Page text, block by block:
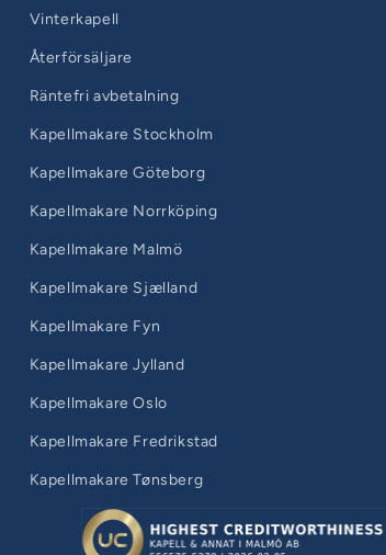
Vinterkapell
Återförsäljare
Räntefri avbetalning
Kapellmakare Stockholm
Kapellmakare Göteborg
Kapellmakare Norrköping
Kapellmakare Malmö
Kapellmakare Sjælland
Kapellmakare Fyn
Kapellmakare Jylland
Kapellmakare Oslo
Kapellmakare Fredrikstad
Kapellmakare Tønsberg